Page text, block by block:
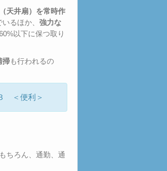
天井扇）を常時作
いるほか、強力な
以下に保つ取り
掃も行われるの
＜便利＞
ちろん、通勤、通